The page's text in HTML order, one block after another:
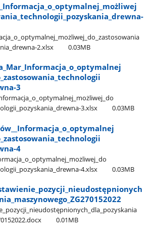
2.xlsx
0.03MB
3
3.xlsx
0.03MB
4
4.xlsx
0.03MB
0.01MB